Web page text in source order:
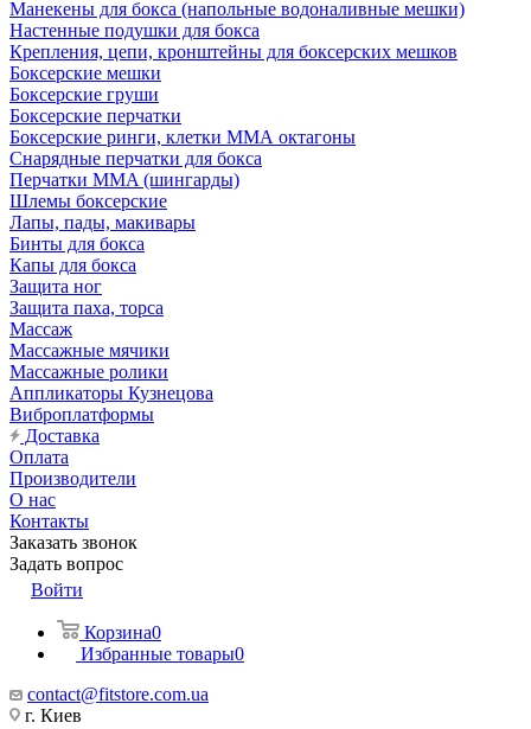
Манекены для бокса (напольные водоналивные мешки)
Настенные подушки для бокса
Крепления, цепи, кронштейны для боксерских мешков
Боксерские мешки
Боксерские груши
Боксерские перчатки
Боксерские ринги, клетки ММА октагоны
Снарядные перчатки для бокса
Перчатки MMA (шингарды)
Шлемы боксерские
Лапы, пады, макивары
Бинты для бокса
Капы для бокса
Защита ног
Защита паха, торса
Массаж
Массажные мячики
Массажные ролики
Аппликаторы Кузнецова
Виброплатформы
Доставка
Оплата
Производители
О нас
Контакты
Заказать звонок
Задать вопрос
Войти
Корзина0
Избранные товары0
contact@fitstore.com.ua
г. Киев